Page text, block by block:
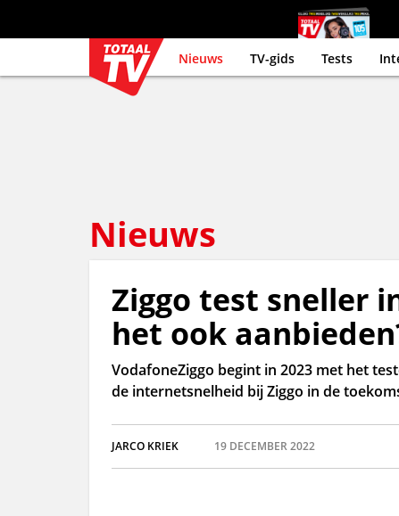
Nieuws TV-gids Tests
Nieuws
Ziggo test sneller
het ook
VodafoneZiggo begint in 2023 met het
de internetsnelheid bij Ziggo in de
JARCO KRIEK 19 DECEMBER 2022